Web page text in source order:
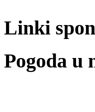
Linki
Pogoda u